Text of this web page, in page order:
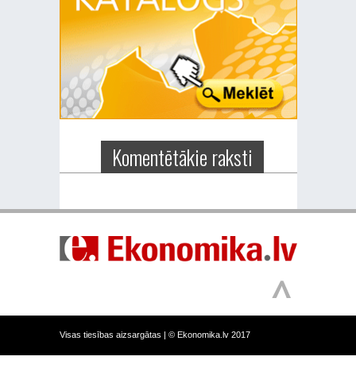
Komentētākie raksti
Visas tiesības aizsargātas | © Ekonomika.lv 2017